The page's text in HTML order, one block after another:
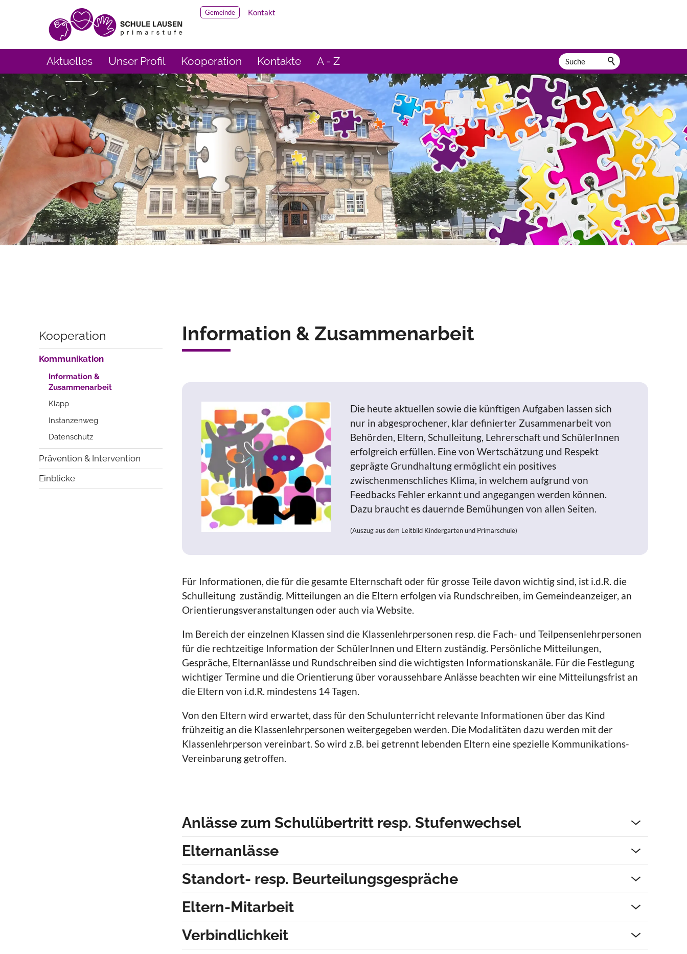
Gemeinde Kontakt
Aktuelles Unser Profil Kooperation Kontakte A - Z
Kooperation
Kommunikation
Information &
Zusammenarbeit
Klapp
Instanzenweg
Datenschutz
Prävention & Intervention
Einblicke
Information & Zusammenarbeit
Die heute aktuellen sowie die künftigen Aufgaben lassen sich
nur in abgesprochener, klar definierter Zusammenarbeit von
Behörden, Eltern, Schulleitung, Lehrerschaft und SchülerInnen
erfolgreich erfüllen. Eine von Wertschätzung und Respekt
geprägte Grundhaltung ermöglicht ein positives
zwischenmenschliches Klima, in welchem aufgrund von
Feedbacks Fehler erkannt und angegangen werden können.
Dazu braucht es dauernde Bemühungen von allen Seiten.
(Auszug aus dem Leitbild Kindergarten und Primarschule)
Für Informationen, die für die gesamte Elternschaft oder für grosse Teile davon wichtig sind, ist i.d.R. die
Schulleitung zuständig. Mitteilungen an die Eltern erfolgen via Rundschreiben, im Gemeindeanzeiger, an
Orientierungsveranstaltungen oder auch via Website.
Im Bereich der einzelnen Klassen sind die Klassenlehrpersonen resp. die Fach- und Teilpensenlehrpersonen
für die rechtzeitige Information der SchülerInnen und Eltern zuständig. Persönliche Mitteilungen,
Gespräche, Elternanlässe und Rundschreiben sind die wichtigsten Informationskanäle. Für die Festlegung
wichtiger Termine und die Orientierung über voraussehbare Anlässe beachten wir eine Mitteilungsfrist an
die Eltern von i.d.R. mindestens 14 Tagen.
Von den Eltern wird erwartet, dass für den Schulunterricht relevante Informationen über das Kind
frühzeitig an die Klassenlehrpersonen weitergegeben werden. Die Modalitäten dazu werden mit der
Klassenlehrperson vereinbart. So wird z.B. bei getrennt lebenden Eltern eine spezielle Kommunikations-
Vereinbarung getroffen.
Anlässe zum Schulübertritt resp. Stufenwechsel
Elternanlässe
Standort- resp. Beurteilungsgespräche
Eltern-Mitarbeit
Verbindlichkeit